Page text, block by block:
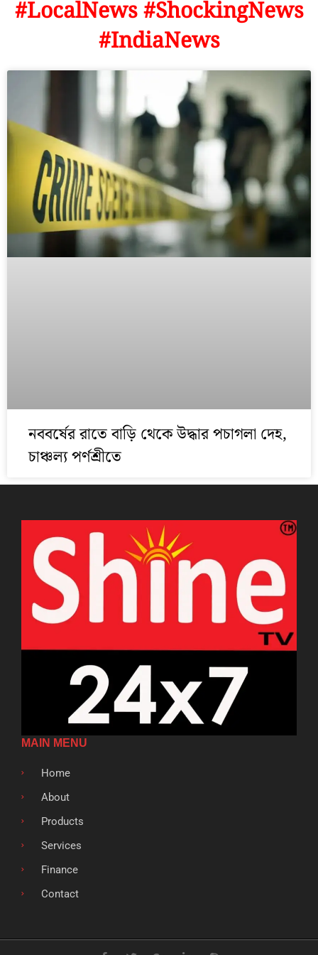
#LocalNews #ShockingNews
#IndiaNews
নববর্ষের রাতে বাড়ি থেকে উদ্ধার পচাগলা দেহ,
চাঞ্চল্য পর্ণশ্রীতে
MAIN MENU
Home
About
Products
Services
Finance
Contact
F T G L S